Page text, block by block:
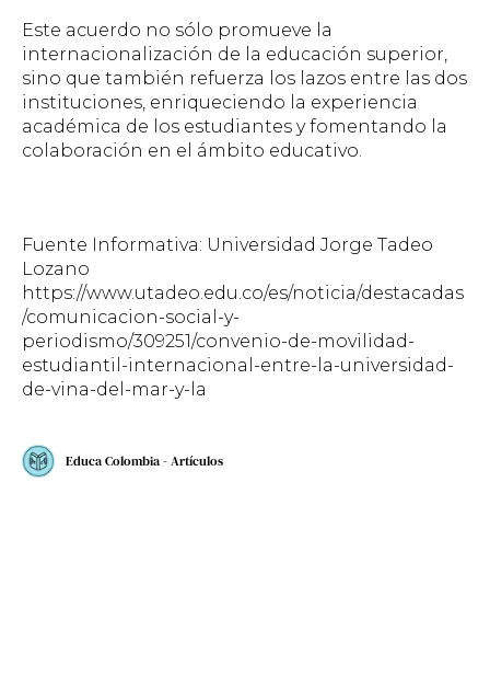
Este acuerdo no sólo promueve la
internacionalización de la educación superior,
sino que también refuerza los lazos entre las dos
instituciones, enriqueciendo la experiencia
académica de los estudiantes y fomentando la
colaboración en el ámbito educativo.
Fuente Informativa: Universidad Jorge Tadeo
Lozano
https://www.utadeo.edu.co/es/noticia/destacadas
/comunicacion-social-y-
periodismo/309251/convenio-de-movilidad-
estudiantil-internacional-entre-la-universidad-
de-vina-del-mar-y-la
Educa Colombia - Artículos